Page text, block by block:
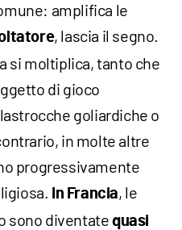
amplifica le
, lascia il segno.
si moltiplica, tanto che
di gioco
goliardiche o
in molte altre
progressivamente
In Francia, le
sono diventatequasi